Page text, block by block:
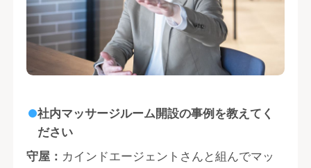
社内マッサージルーム開設の事例を教えてく
ださい
守屋： カインドエージェントさんと組んでマッ